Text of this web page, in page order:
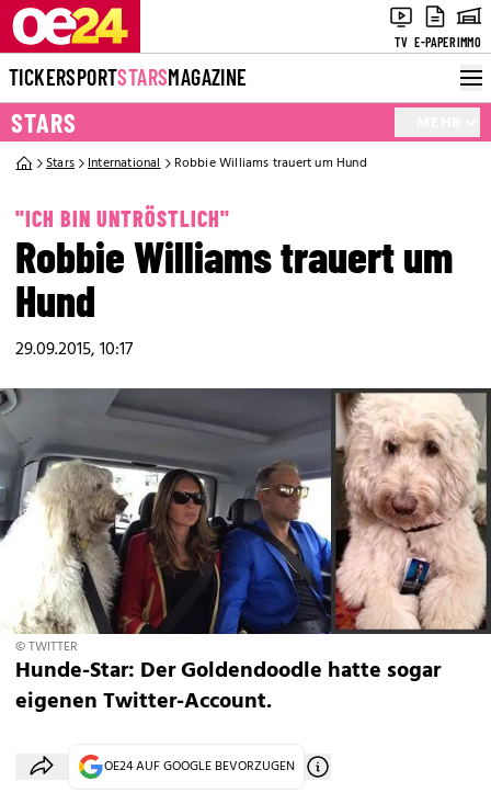
TV E-PAPERIMMO
TICKERSPORTSTARSMAGAZINE
STARS
Stars International Robbie Williams trauert um Hund
"ICH BIN UNTRÖSTLICH"
Robbie Williams trauert um
Hund
29.09.2015, 10:17
© TWITTER
Hunde-Star: Der Goldendoodle hatte sogar
eigenen Twitter-Account.
OE24 AUF GOOGLE BEVORZUGEN